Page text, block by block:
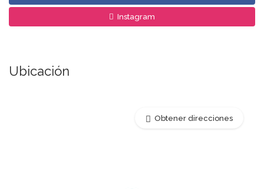
Instagram
Ubicación
Obtener direcciones